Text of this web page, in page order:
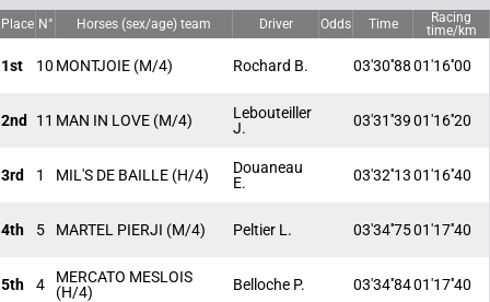
Place N° Horses (sex/age) team Driver Odds Time
Racing
time/km
1st 10 MONTJOIE (M/4) Rochard B. 03'30''8801'16''00
2nd 11 MAN IN LOVE (M/4)
Lebouteiller
J.
03'31''3901'16''20
3rd 1 MIL'S DE BAILLE (H/4)
Douaneau
E.
03'32''1301'16''40
4th 5 MARTEL PIERJI (M/4) Peltier L. 03'34''7501'17''40
5th 4
MERCATO MESLOIS
(H/4)
Belloche P. 03'34''8401'17''40